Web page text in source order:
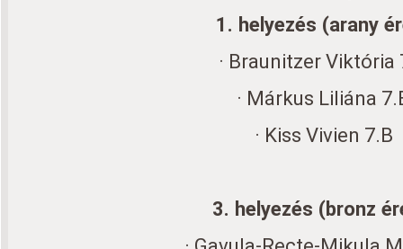
1. helyezés (arany
· Braunitzer Viktória
· Márkus Liliána
· Kiss Vivien 7.B
3. helyezés (bronz